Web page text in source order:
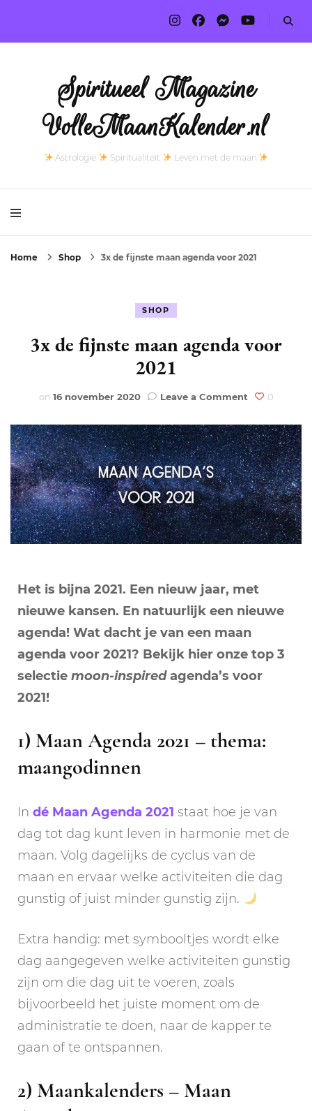
Spiritueel Magazine
VolleMaanKalender.nl
Astrologie Spiritualiteit Leven met de maan
Home Shop 3x de fijnste maan agenda voor 2021
SHOP
3x de fijnste maan agenda voor
2021
on 16 november 2020 Leave a Commenton
de
fijnste
maan
agenda
voor
2021
0
Het is bijna 2021. Een nieuw jaar, met
nieuwe kansen. En natuurlijk een nieuwe
agenda! Wat dacht je van een maan
agenda voor 2021? Bekijk hier onze top 3
selectie moon-inspiredagenda’s voor
2021!
1) Maan Agenda 2021 – thema:
maangodinnen
In dé Maan Agenda 2021 staat hoe je van
dag tot dag kunt leven in harmonie met de
maan. Volg dagelijks de cyclus van de
maan en ervaar welke activiteiten die dag
gunstig of juist minder gunstig zijn.
Extra handig: met symbooltjes wordt elke
dag aangegeven welke activiteiten gunstig
zijn om die dag uit te voeren, zoals
bijvoorbeeld het juiste moment om de
administratie te doen, naar de kapper te
gaan of te ontspannen.
2) Maankalenders – Maan